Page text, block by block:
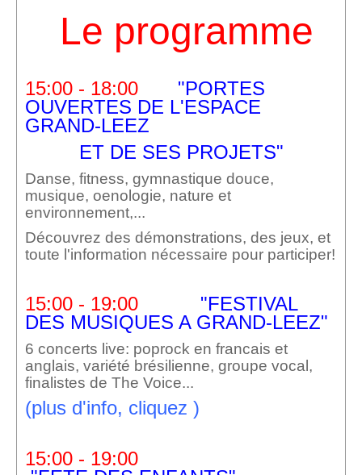
Le programme
15:00 - 18:00 "PORTES
OUVERTES DE L'ESPACE
GRAND-LEEZ
ET DE SES PROJETS"
Danse, fitness, gymnastique douce,
musique, oenologie, nature et
environnement,...
Découvrez des démonstrations, des jeux, et
toute l'information nécessaire pour participer!
15:00 - 19:00
"FESTIVAL
DES MUSIQUES A GRAND-LEEZ"
6 concerts live: poprock en francais et
anglais, variété brésilienne, groupe vocal,
finalistes de The Voice...
(plus d'info, cliquez )
15:00 - 19:00